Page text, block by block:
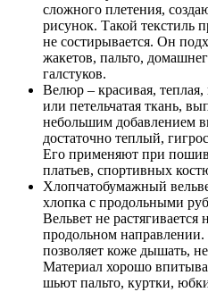
сложного плетения,
рисунок. Такой текстиль
не состирывается. Он
жакетов, пальто,
галстуков.
Велюр – красивая,
или петельчатая ткань,
небольшим добавлением
достаточно теплый,
Его применяют при
платьев, спортивных
Хлопчатобумажный
хлопка с продольными
Вельвет не
продольном
позволяет коже дышать,
Материал хорошо
шьют пальто, куртки,